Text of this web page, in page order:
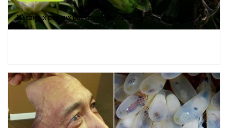
10 самых редких растений Земли